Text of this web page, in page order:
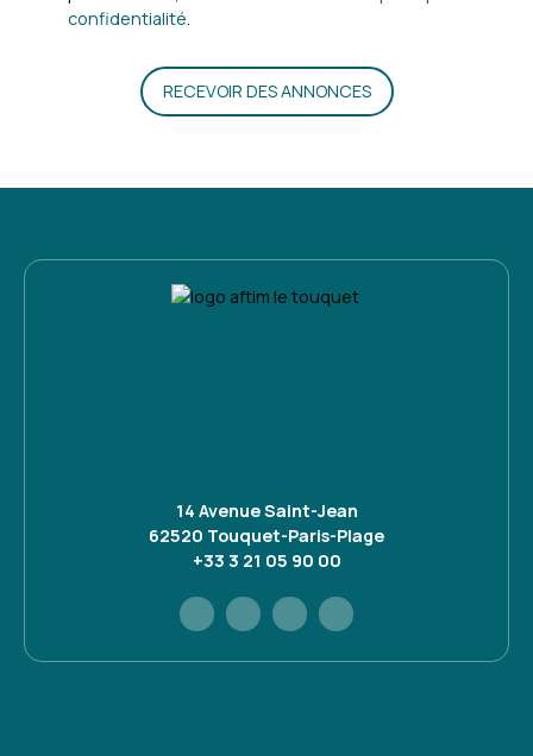
confidentialité
RECEVOIR DES ANNONCES
14 Avenue Saint-Jean
62520 Touquet-Paris-Plage
+33 3 21 05 90 00